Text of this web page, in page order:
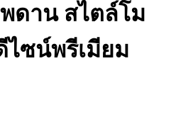
ดาน สไตล์โม
ไซน์พรีเมียม